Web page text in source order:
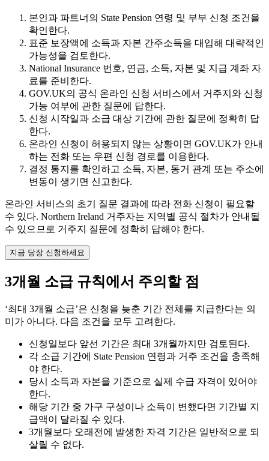
본인과 파트너의 State Pension 연령 및 부부 신청 조건을
확인한다.
표준 보장액에 소득과 자본 간주소득을 대입해 대략적인
가능성을 검토한다.
National Insurance 번호, 연금, 소득, 자본 및 지급 계좌 자
료를 준비한다.
GOV.UK의 공식 온라인 신청 서비스에서 거주지와 신청
가능 여부에 관한 질문에 답한다.
신청 시작일과 소급 대상 기간에 관한 질문에 정확히 답
한다.
온라인 신청이 허용되지 않는 상황이면 GOV.UK가 안내
하는 전화 또는 우편 신청 경로를 이용한다.
결정 통지를 확인하고 소득, 자본, 동거 관계 또는 주소에
변동이 생기면 신고한다.
온라인 서비스의 초기 질문 결과에 따라 전화 신청이 필요할
수 있다. Northern Ireland 거주자는 지역별 공식 절차가 안내될
수 있으므로 거주지 질문에 정확히 답해야 한다.
지금 당장 신청하세요
3개월 소급 규칙에서 주의할 점
‘최대 3개월 소급’은 신청을 늦춘 기간 전체를 지급한다는 의
미가 아니다. 다음 조건을 모두 고려한다.
신청일보다 앞선 기간은 최대 3개월까지만 검토된다.
각 소급 기간에 State Pension 연령과 거주 조건을 충족해
야 한다.
당시 소득과 자본을 기준으로 실제 수급 자격이 있어야
한다.
해당 기간 중 가구 구성이나 소득이 변했다면 기간별 지
급액이 달라질 수 있다.
3개월보다 오래전에 발생한 자격 기간은 일반적으로 되
살릴 수 없다.